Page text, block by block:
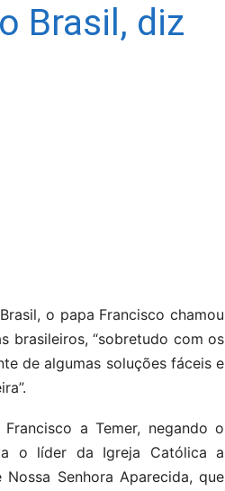
Brasil, diz
o papa Francisco chamou
brasileiros, “sobretudo com os
de algumas soluções fáceis e
a Temer, negando o
o líder da Igreja Católica a
Senhora Aparecida, que